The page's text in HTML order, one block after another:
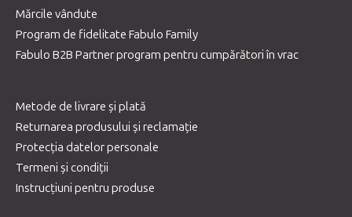
Mărcile vândute
Program de fidelitate Fabulo Family
Fabulo B2B Partner program pentru cumpărători în vrac
Metode de livrare și plată
Returnarea produsului și reclamație
Protecția datelor personale
Termeni și condiții
Instrucțiuni pentru produse